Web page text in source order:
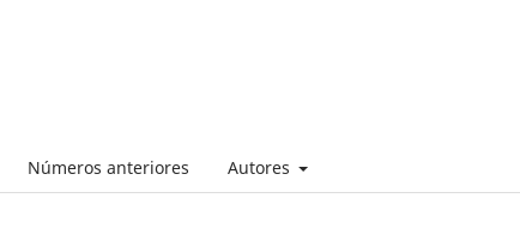
Números anteriores Autores